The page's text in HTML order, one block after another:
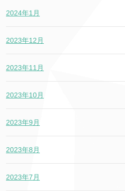
2024年1月
2023年12月
2023年11月
2023年10月
2023年9月
2023年8月
2023年7月